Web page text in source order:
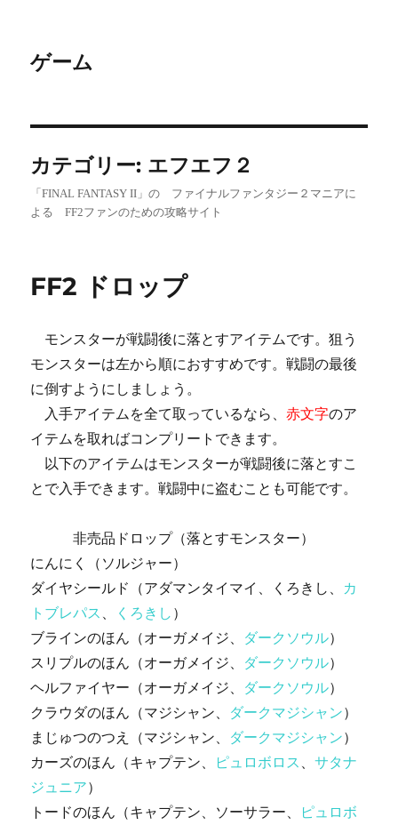
ゲーム
カテゴリー: エフエフ２
「FINAL FANTASY II」の ファイナルファンタジー２マニアに
よる FF2ファンのための攻略サイト
FF2 ドロップ
モンスターが戦闘後に落とすアイテムです。狙う
モンスターは左から順におすすめです。戦闘の最後
に倒すようにしましょう。
入手アイテムを全て取っているなら、赤文字のア
イテムを取ればコンプリートできます。
以下のアイテムはモンスターが戦闘後に落とすこ
とで入手できます。戦闘中に盗むことも可能です。
非売品ドロップ（落とすモンスター）
にんにく（ソルジャー）
ダイヤシールド（アダマンタイマイ、くろきし、 カ
トブレパス
くろきし ）
ブラインのほん（オーガメイジ、 ダークソウル）
スリプルのほん（オーガメイジ、 ダークソウル）
ヘルファイヤー（オーガメイジ、 ダークソウル）
クラウダのほん（マジシャン、 ダークマジシャン）
まじゅつのつえ（マジシャン、 ダークマジシャン）
カーズのほん（キャプテン、
ピュロボロス 、サタナ
ジュニア）
トードのほん（キャプテン、ソーサラー、
ピュロボ